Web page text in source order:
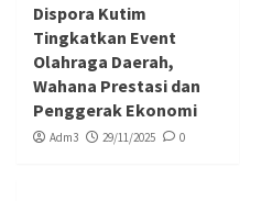
Dispora Kutim
Tingkatkan Event
Olahraga Daerah,
Wahana Prestasi dan
Penggerak Ekonomi
Adm3 29/11/2025 0